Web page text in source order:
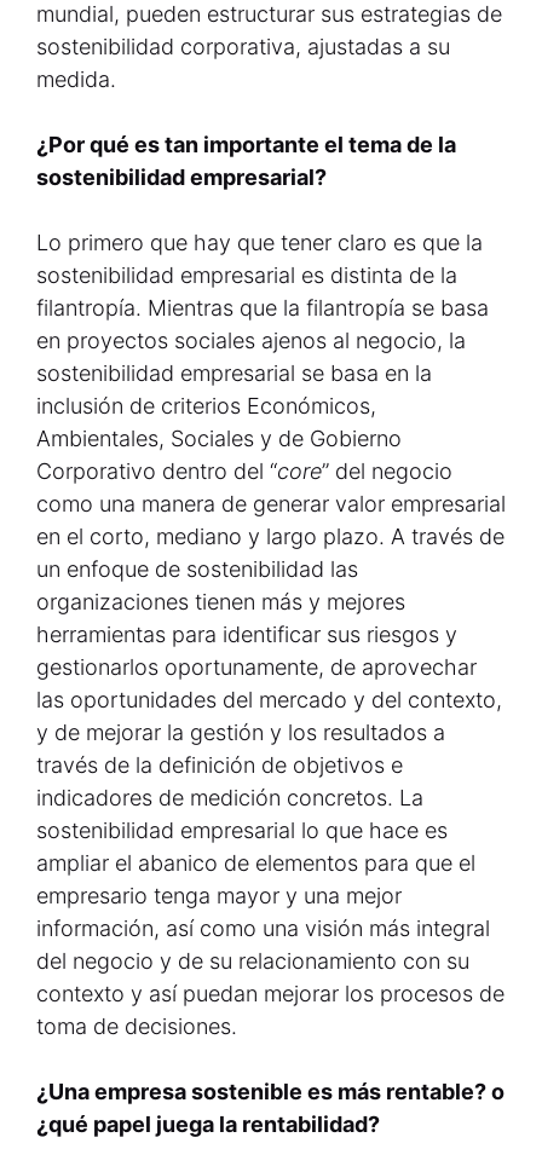
mundial, pueden estructurar sus estrategias de
sostenibilidad corporativa, ajustadas a su
medida.
¿Por qué es tan importante el tema de la
sostenibilidad empresarial?
Lo primero que hay que tener claro es que la
sostenibilidad empresarial es distinta de la
filantropía. Mientras que la filantropía se basa
en proyectos sociales ajenos al negocio, la
sostenibilidad empresarial se basa en la
inclusión de criterios Económicos,
Ambientales, Sociales y de Gobierno
Corporativo dentro del “core” del negocio
como una manera de generar valor empresarial
en el corto, mediano y largo plazo. A través de
un enfoque de sostenibilidad las
organizaciones tienen más y mejores
herramientas para identificar sus riesgos y
gestionarlos oportunamente, de aprovechar
las oportunidades del mercado y del contexto,
y de mejorar la gestión y los resultados a
través de la definición de objetivos e
indicadores de medición concretos. La
sostenibilidad empresarial lo que hace es
ampliar el abanico de elementos para que el
empresario tenga mayor y una mejor
información, así como una visión más integral
del negocio y de su relacionamiento con su
contexto y así puedan mejorar los procesos de
toma de decisiones.
¿Una empresa sostenible es más rentable? o
¿qué papel juega la rentabilidad?